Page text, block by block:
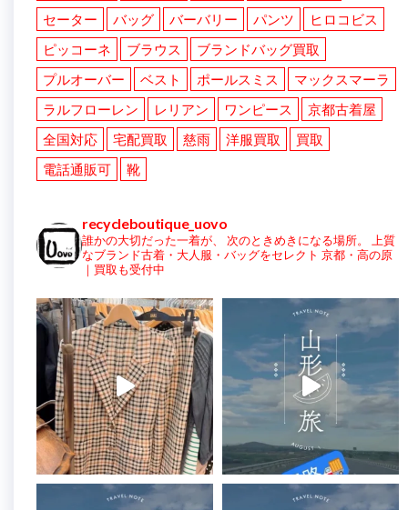
セーター バッグ バーバリー パンツ
ヒロコビス
ピッコーネ
ブラウス
ブランドバッグ買取
プルオーバー
ベスト ポールスミス
マックスマーラ
ラルフローレン
レリアン ワンピース
京都古着屋
全国対応
宅配買取 慈雨 洋服買取
買取
電話通販可
靴
recycleboutique_uovo
誰かの大切だった一着が、 次のときめきになる場所。
上質
なブランド古着・大人服・バッグをセレクト 京都・高の原
｜買取も受付中